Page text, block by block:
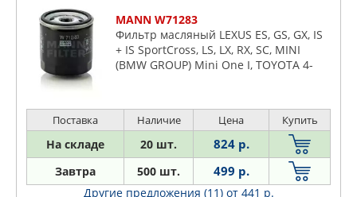
MANN W71283
Фильтр масляный LEXUS ES, GS, GX, IS
+ IS SportCross, LS, LX, RX, SC, MINI
(BMW GROUP) Mini One I, TOYOTA 4-
Поставка Наличие Цена Купить
На складе 20 шт. 824 р.
Завтра 500 шт. 499 р.
Другие предложения (11) от 441 р.